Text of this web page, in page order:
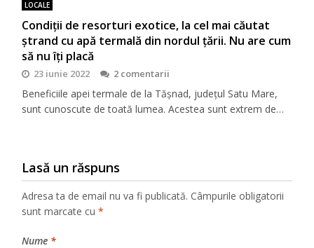
LOCALE
Condiţii de resorturi exotice, la cel mai căutat
ştrand cu apă termală din nordul ţării. Nu are cum
să nu îţi placă
23 iunie 2022 2 comentarii
Beneficiile apei termale de la Tășnad, județul Satu Mare,
sunt cunoscute de toată lumea. Acestea sunt extrem de…
Lasă un răspuns
Adresa ta de email nu va fi publicată. Câmpurile obligatorii
sunt marcate cu*
Nume *